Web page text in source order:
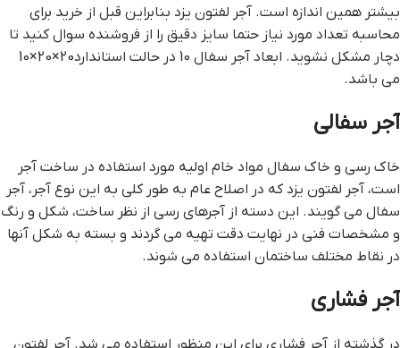
بیشتر همین اندازه است. آجر لفتون یزد بنابراین قبل از خرید برای
محاسبه تعداد مورد نیاز حتما سایز دقیق را از فروشنده سوال کنید تا
دچار مشکل نشوید. ابعاد آجر سفال 10 در حالت استاندارد20×20×10
می باشد.
آجر سفالی
خاک رسی و خاک سفال مواد خام اولیه مورد استفاده در ساخت آجر
است، آجر لفتون یزد که در اصلاح عام به طور کلی به این نوع آجر، آجر
سفال می گویند. این دسته از آجرهای رسی از نظر ساخت، شکل و رنگ
و مشخصات فنی در نهایت دقت تهیه می گردند و بسته به شکل آنها
در نقاط مختلف ساختمان استفاده می شوند.
آجر فشاری
در گذشته از آجر فشاری برای این منظور استفاده می شد. آجر لفتون